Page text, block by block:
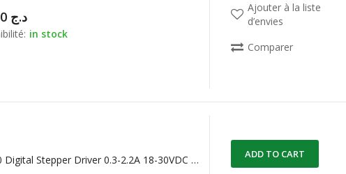
د.ج
in stock
Ajouter à la liste
d’envies
Comparer
DM320 Digital Stepper Driver 0.3-2.2A 18-30VDC for Nema 8, 11, 14, 16, 17 ADD TO CART